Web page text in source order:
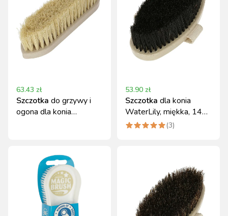
63.43 zł
Szczotka do grzywy i
ogona dla konia
53.90 zł
Szczotka dla konia
WaterLily, miękka, 14
cm, MagicBrush
(3)